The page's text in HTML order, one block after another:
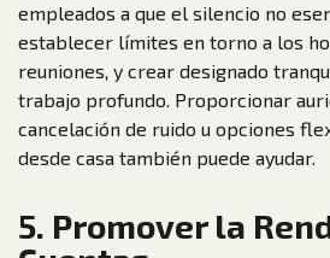
empleados a que el silencio no
establecer límites en torno a los
reuniones, y crear designado
trabajo profundo. Proporcionar
cancelación de ruido u opciones
desde casa también puede ayudar.
5. Promover la